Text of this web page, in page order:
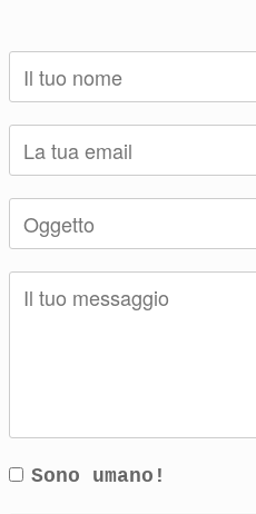
Sono umano!